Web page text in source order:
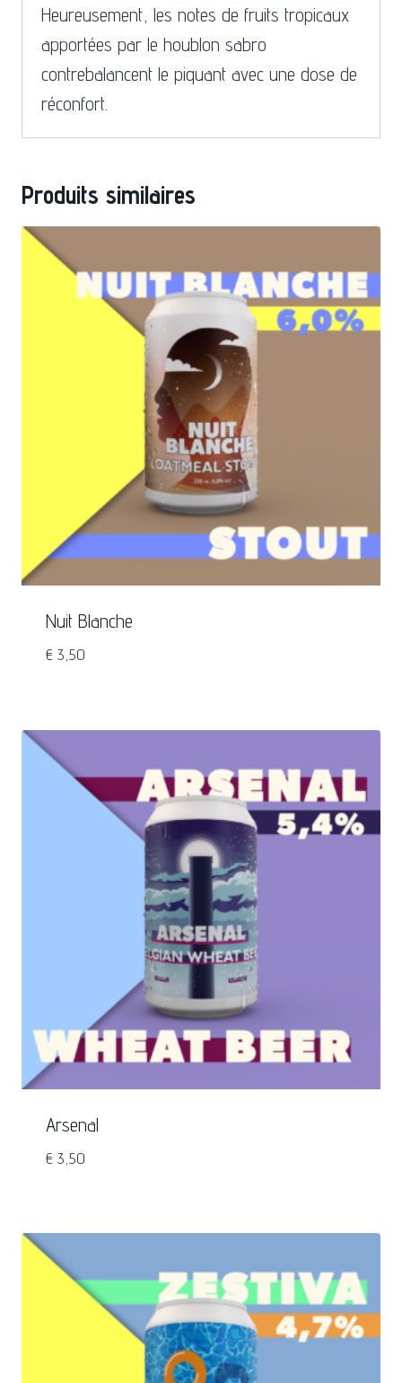
Heureusement, les notes de fruits tropicaux
apportées par le houblon sabro
contrebalancent le piquant avec une dose de
réconfort.
Produits similaires
Nuit Blanche
€ 3,50
Arsenal
€ 3,50